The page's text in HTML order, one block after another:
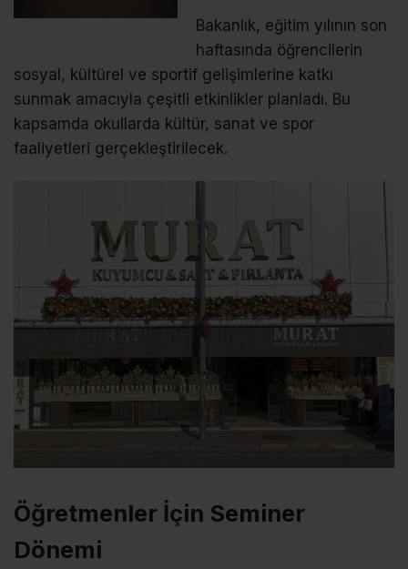
Bakanlık, eğitim yılının son
haftasında öğrencilerin
sosyal, kültürel ve sportif gelişimlerine katkı
sunmak amacıyla çeşitli etkinlikler planladı. Bu
kapsamda okullarda kültür, sanat ve spor
faaliyetleri gerçekleştirilecek.
Öğretmenler İçin Seminer
Dönemi